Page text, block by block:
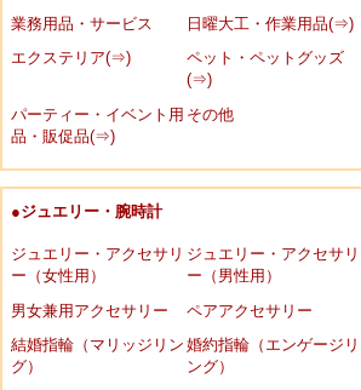
業務用品・サービス
日曜大工・作業用品(⇒)
エクステリア(⇒)
ペット・ペットグッズ
(⇒)
パーティー・イベント用
品・販促品(⇒)
その他
●ジュエリー・腕時計
ジュエリー・アクセサリ
ー（女性用）
ジュエリー・アクセサリ
ー（男性用）
男女兼用アクセサリー
ペアアクセサリー
結婚指輪（マリッジリン
グ）
婚約指輪（エンゲージリ
ング）